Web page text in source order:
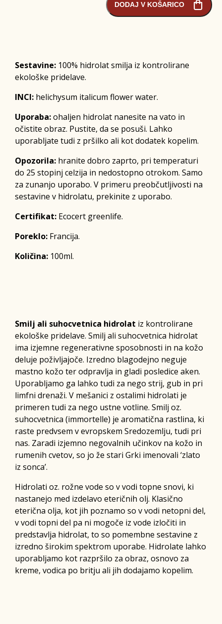
DODAJ V KOŠARICO
Sestavine: 100% hidrolat smilja iz kontrolirane
ekološke pridelave.
INCI: helichysum italicum flower water.
Uporaba:ohaljen hidrolat nanesite na vato in
očistite obraz. Pustite, da se posuši. Lahko
uporabljate tudi z pršilko ali kot dodatek kopelim.
Opozorila: hranite dobro zaprto, pri temperaturi
do 25 stopinj celzija in nedostopno otrokom. Samo
za zunanjo uporabo. V primeru preobčutljivosti na
sestavine v hidrolatu, prekinite z uporabo.
Certifikat: Ecocert greenlife.
Poreklo: Francija.
Količina: 100ml.
Smilj ali suhocvetnica hidrolat iz kontrolirane
ekološke pridelave. Smilj ali suhocvetnica hidrolat
ima izjemne regenerativne sposobnosti in na kožo
deluje poživljajoče. Izredno blagodejno neguje
mastno kožo ter odpravlja in gladi posledice aken.
Uporabljamo ga lahko tudi za nego strij, gub in pri
limfni drenaži. V mešanici z ostalimi hidrolati je
primeren tudi za nego ustne votline. Smilj oz.
suhocvetnica (immortelle) je aromatična rastlina, ki
raste predvsem v evropskem Sredozemlju, tudi pri
nas. Zaradi izjemno negovalnih učinkov na kožo in
rumenih cvetov, so jo že stari Grki imenovali ‘zlato
iz sonca’.
Hidrolati oz. rožne vode so v vodi topne snovi, ki
nastanejo med izdelavo eteričnih olj. Klasično
eterična olja, kot jih poznamo so v vodi netopni del,
v vodi topni del pa ni mogoče iz vode izločiti in
predstavlja hidrolat, to so pomembne sestavine z
izredno širokim spektrom uporabe. Hidrolate lahko
uporabljamo kot razpršilo za obraz, osnovo za
kreme, vodica po britju ali jih dodajamo kopelim.